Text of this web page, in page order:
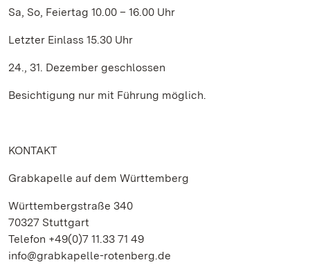
Sa, So, Feiertag 10.00 – 16.00 Uhr
Letzter Einlass 15.30 Uhr
24., 31. Dezember geschlossen
Besichtigung nur mit Führung möglich.
KONTAKT
Grabkapelle auf dem Württemberg
Württembergstraße 340
70327 Stuttgart
Telefon +49(0)7 11.33 71 49
info@grabkapelle-rotenberg.de